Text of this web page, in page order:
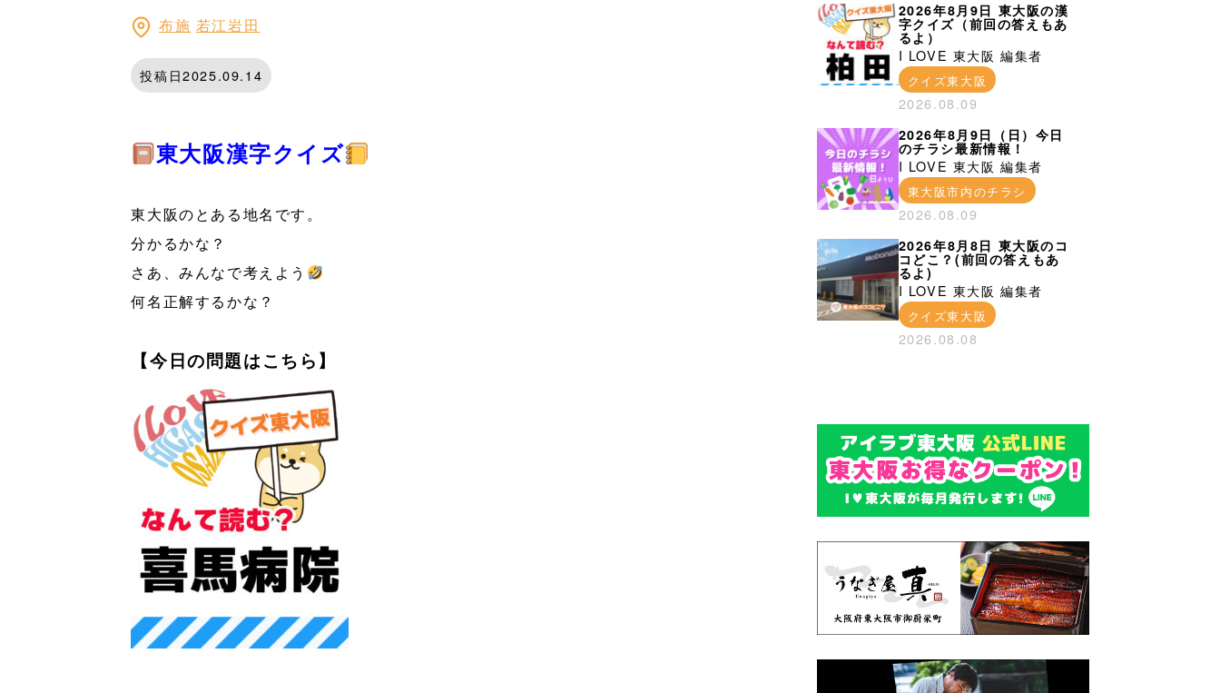
布施 若江岩田
投稿日2025.09.14
東大阪漢字クイズ
東大阪のとある地名です。
分かるかな？
さあ、みんなで考えよう
何名正解するかな？
【今日の問題はこちら】
2026年8月9日 東大阪の漢
字クイズ（前回の答えもあ
るよ）
I LOVE 東大阪 編集者
クイズ東大阪
2026.08.09
2026年8月9日（日）今日
のチラシ最新情報！
I LOVE 東大阪 編集者
東大阪市内のチラシ
2026.08.09
2026年8月8日 東大阪のコ
コどこ？(前回の答えもあ
るよ)
I LOVE 東大阪 編集者
クイズ東大阪
2026.08.08